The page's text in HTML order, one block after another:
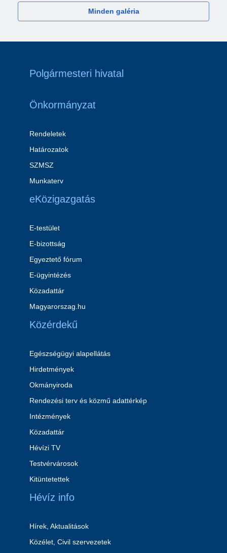
Minden galéria
Polgármesteri hivatal
Önkormányzat
Rendeletek
Határozatok
SZMSZ
Munkaterv
eKözigazgatás
E-testület
E-bizottság
Egyeztető fórum
E-ügyintézés
Közadattár
Magyarorszag.hu
Közérdekű
Egészségügyi alapellátás
Hirdetmények
Okmányiroda
Rendezési terv és közmű adattérkép
Intézmények
Közadattár
Hévízi TV
Testvérvárosok
Kitüntetettek
Hévíz info
Hírek, Aktualitások
Közélet, Civil szervezetek